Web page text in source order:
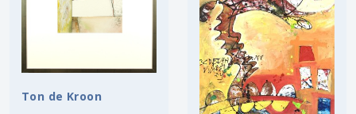
Ton de Kroon